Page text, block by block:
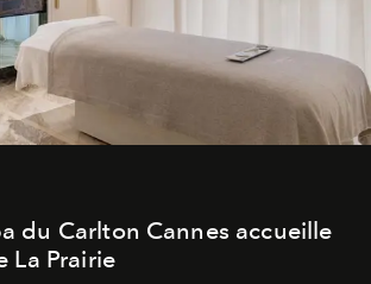
du Carlton Cannes accueille
La Prairie